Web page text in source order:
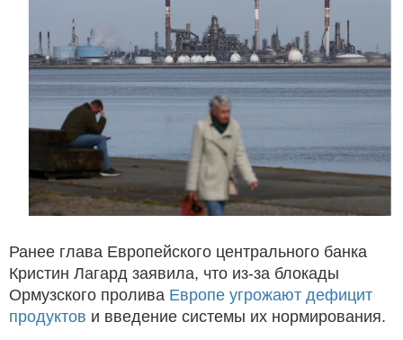
Ранее глава Европейского центрального банка
Кристин Лагард заявила, что из-за блокады
Ормузского пролива Европе угрожают дефицит
продуктов и введение системы их нормирования.